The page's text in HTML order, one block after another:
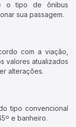
o tipo de ônibus
sua passagem.
com a viação,
valores atualizados
alterações.
tipo convencional
e banheiro.